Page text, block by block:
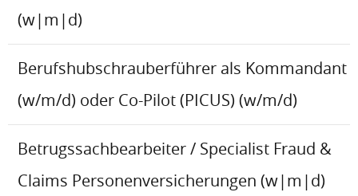
(w|m|d)
Berufshubschrauberführer als Kommandant
(w/m/d) oder Co-Pilot (PICUS) (w/m/d)
Betrugssachbearbeiter / Specialist Fraud &
Claims Personenversicherungen (w|m|d)